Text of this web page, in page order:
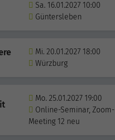
Sa. 16.01.2027 10:00
Güntersleben
Mi. 20.01.2027 18:00
Würzburg
Mo. 25.01.2027 19:00
Online-Seminar, Zoom-
Meeting 12 neu